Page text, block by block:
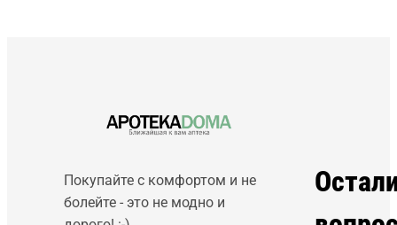
Покупайте с комфортом и не
болейте - это не модно и